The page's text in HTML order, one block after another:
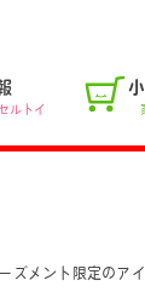
ルトイ
ズメント限定のア